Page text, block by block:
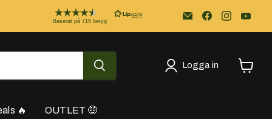
Baserat på 715 betyg
Email
Kayakstore.se
Logga in
🔥 OUTLET 🤑